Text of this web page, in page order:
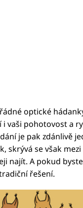
optické
i vaši pohotovost a
je pak zdánlivě
skrývá se však
najít. A pokud
řešení.